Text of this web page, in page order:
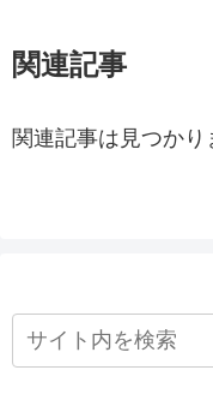
関連記事
関連記事は見つかり